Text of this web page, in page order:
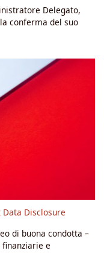
Delegato,
conferma del suo
Data Disclosure
di buona condotta –
e